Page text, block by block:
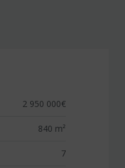
2 950 000€
840 m²
7